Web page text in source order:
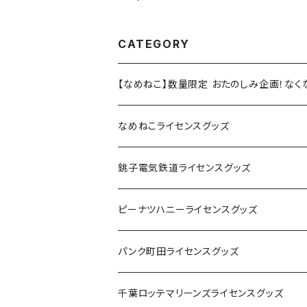
CATEGORY
【なめねこ】数量限定 おたのしみ企画！な
なめねこライセンスグッズ
Tシャツ
キャップ
ステッカー
缶バッジ
銚子電気鉄道ライセンスグッズ
ステッカー
缶バッジ
アクリルキーホルダー
ピーナツハニーライセンスグッズ
Tシャツ
キャップ
パンク町田ライセンスグッズ
Tシャツ
千葉ロッテマリーンズライセンスグッズ